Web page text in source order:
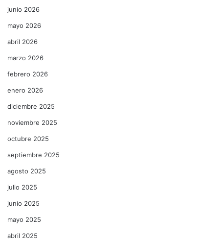
junio 2026
mayo 2026
abril 2026
marzo 2026
febrero 2026
enero 2026
diciembre 2025
noviembre 2025
octubre 2025
septiembre 2025
agosto 2025
julio 2025
junio 2025
mayo 2025
abril 2025